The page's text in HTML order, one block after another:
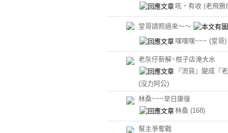
吼，有收 (老飛鴉
堂哥請照過來～～
嘿嘿嘿~~~ (堂哥)
老灰仔新解~柑子店淹大水
『流貨』變成『
(沒力阿公)
林桑~~~早日康復
林桑 (168)
幫主爭奪戰